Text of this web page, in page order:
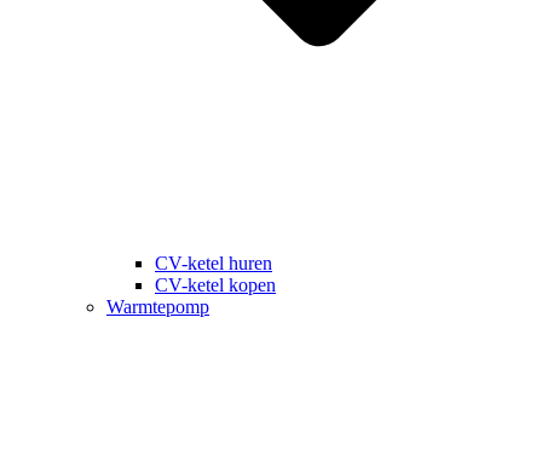
CV-ketel huren
CV-ketel kopen
Warmtepomp